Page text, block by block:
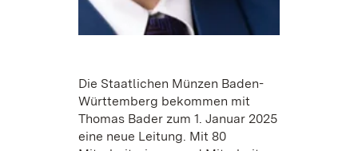
Die Staatlichen Münzen Baden-
Württemberg bekommen mit
Thomas Bader zum 1. Januar 2025
eine neue Leitung. Mit 80